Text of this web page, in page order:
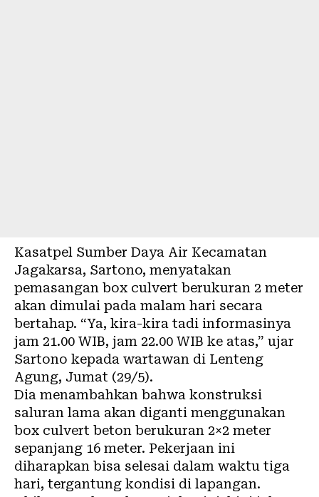
Kasatpel Sumber Daya Air Kecamatan
Jagakarsa, Sartono, menyatakan
pemasangan box culvert berukuran 2 meter
akan dimulai pada malam hari secara
bertahap. “Ya, kira-kira tadi informasinya
jam 21.00 WIB, jam 22.00 WIB ke atas,” ujar
Sartono kepada wartawan di Lenteng
Agung, Jumat (29/5).
Dia menambahkan bahwa konstruksi
saluran lama akan diganti menggunakan
box culvert beton berukuran 2×2 meter
sepanjang 16 meter. Pekerjaan ini
diharapkan bisa selesai dalam waktu tiga
hari, tergantung kondisi di lapangan.